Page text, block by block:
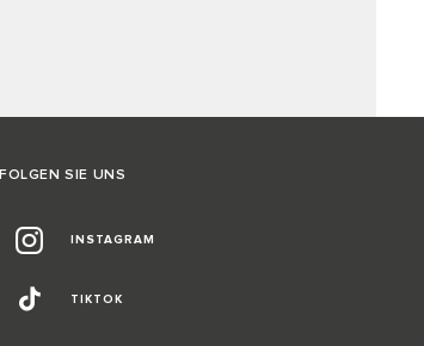
FOLGEN SIE UNS
INSTAGRAM
TIKTOK